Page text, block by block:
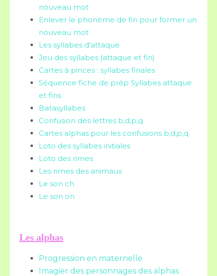
nouveau mot
Enlever le phonème de fin pour former un
nouveau mot
Les syllabes d'attaque
Jeu des syllabes (attaque et fin)
Cartes à pinces : syllabes finales
Séquence fiche de prép Syllabes attaque
et fins
Batasyllabes
Confusion des lettres b,d,p,q
Cartes alphas pour les confusions b,d,p,q
Loto des syllabes initiales
Loto des rimes
Les rimes des animaux
Le son ch
Le son on
Les alphas
Progression en maternelle
Imagier des personnages des alphas